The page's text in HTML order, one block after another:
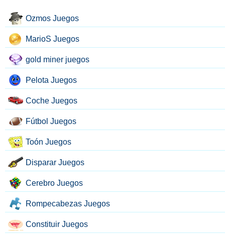
Ozmos Juegos
MarioS Juegos
gold miner juegos
Pelota Juegos
Coche Juegos
Fútbol Juegos
Toón Juegos
Disparar Juegos
Cerebro Juegos
Rompecabezas Juegos
Constituir Juegos